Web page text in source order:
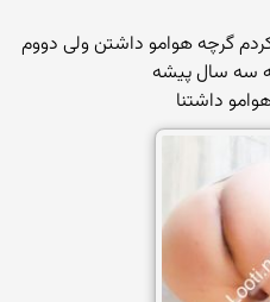
گرچه هوامو داشتن ولی دووم
سه سال پیشه
داشتنا